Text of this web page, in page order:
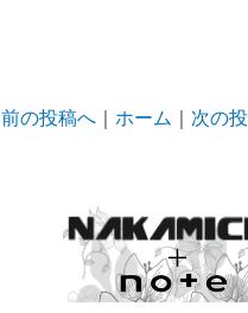
前の投稿へ ホーム 次の